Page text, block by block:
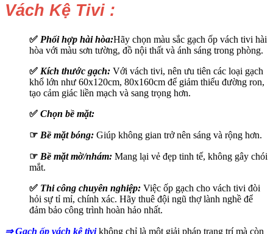
Vách Kệ Tivi :
✅ Phối hợp hài hòa:Hãy chọn màu sắc gạch ốp vách tivi hài
hòa với màu sơn tường, đồ nội thất và ánh sáng trong phòng.
✅ Kích thước gạch: Với vách tivi, nên ưu tiên các loại gạch
khổ lớn như 60x120cm, 80x160cm để giảm thiểu đường ron,
tạo cảm giác liền mạch và sang trọng hơn.
✅ Chọn bề mặt:
☞ Bề mặt bóng: Giúp không gian trở nên sáng và rộng hơn.
☞ Bề mặt mờ/nhám: Mang lại vẻ đẹp tinh tế, không gây chói
mắt.
✅ Thi công chuyên nghiệp: Việc ốp gạch cho vách tivi đòi
hỏi sự tỉ mỉ, chính xác. Hãy thuê đội ngũ thợ lành nghề để
đảm bảo công trình hoàn hảo nhất.
⇒ Gạch ốp vách kệ tivikhông chỉ là một giải pháp trang trí mà còn